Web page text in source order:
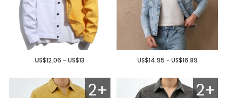
US$14.95 - US$16.89
US$12.06 - US$13
2+
2+